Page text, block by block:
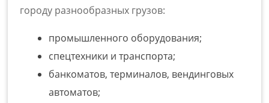
городу разнообразных грузов:
промышленного оборудования;
спецтехники и транспорта;
банкоматов, терминалов, вендинговых
автоматов;